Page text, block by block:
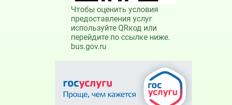
Чтобы оценить условия
предоставления услуг
используйте QRкод или
перейдите по ссылке ниже.
bus.gov.ru